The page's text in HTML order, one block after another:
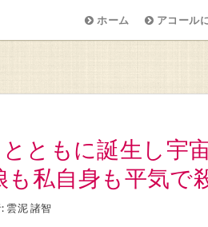
ホーム アコール
ともに誕生し宇
も私自身も平気で
雲泥 諸智